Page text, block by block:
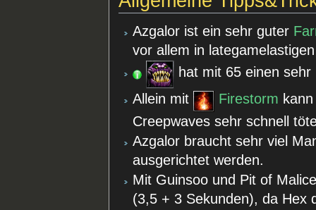
Azgalor ist ein sehr guter
vor allem in
hat mit 65 einen
Allein mit
Firestorm
Creepwaves sehr schnell
Azgalor braucht sehr viel
ausgerichtet werden.
Mit Guinsoo und Pit of
(3,5 + 3 Sekunden), da Hex